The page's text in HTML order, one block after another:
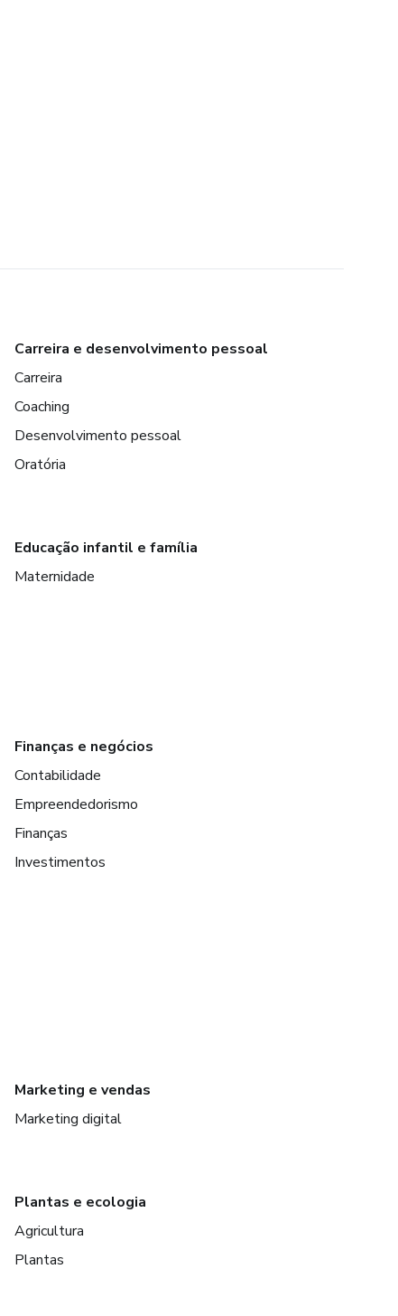
Carreira e desenvolvimento pessoal
Carreira
Coaching
Desenvolvimento pessoal
Oratória
Educação infantil e família
Maternidade
Finanças e negócios
Contabilidade
Empreendedorismo
Finanças
Investimentos
Marketing e vendas
Marketing digital
Plantas e ecologia
Agricultura
Plantas